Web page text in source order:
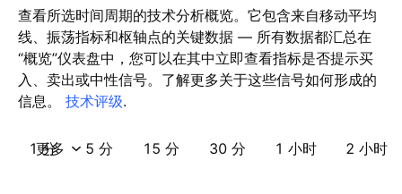
查看所选时间周期的技术分析概览。它包含来自移动平均
线、振荡指标和枢轴点的关键数据 — 所有数据都汇总在
“概览”仪表盘中，您可以在其中立即查看指标是否提示买
入、卖出或中性信号。了解更多关于这些信号如何形成的
信息。 技术评级.
1 分 5 分 15 分 30 分 1 小时 2 小时
更多